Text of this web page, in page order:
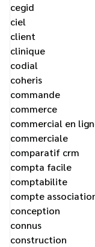
cegid
ciel
client
clinique
codial
coheris
commande
commerce
commercial en
commerciale
comparatif crm
compta facile
comptabilite
compte
conception
connus
construction